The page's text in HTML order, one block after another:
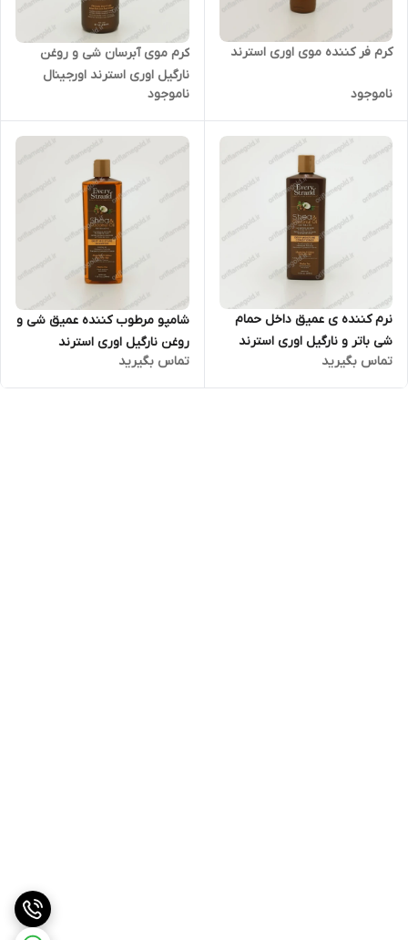
کرم فر کننده موی اوری استرند
ناموجود
کرم موی آبرسان شی و روغن
نارگیل اوری استرند اورجینال
امریکا
ناموجود
نرم کننده ی عمیق داخل حمام
شی باتر و نارگیل اوری استرند
اورجینال امریکا
تماس بگیرید
شامپو مرطوب کننده عمیق شی و
روغن نارگیل اوری استرند
اورجینال
تماس بگیرید